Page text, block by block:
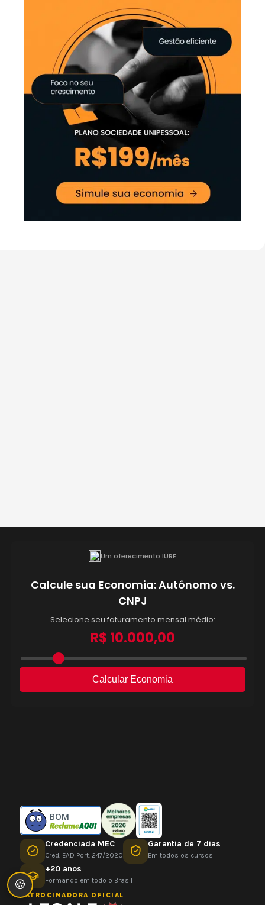
BOM
Credenciada MEC
Cred. EAD Port. 247/2020
Garantia de 7 dias
Em todos os cursos
+20 anos
Formando em todo o Brasil
PATROCINADORA OFICIAL
🍪